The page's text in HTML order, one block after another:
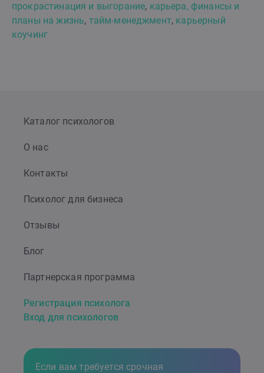
прокрастинация и выгорание, карьера, финансы и
планы на жизнь, тайм-менеджмент, карьерный
коучинг
Каталог психологов
О нас
Контакты
Психолог для бизнеса
Отзывы
Блог
Партнерская программа
Регистрация психолога
Вход для психологов
Если вам требуется срочная